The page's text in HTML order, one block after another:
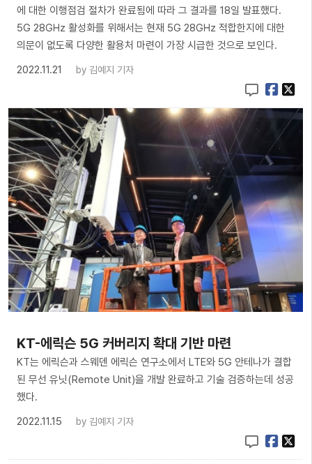
에 대한 이행점검 절차가 완료됨에 따라 그 결과를 18일 발표했다.
5G 28㎓ 활성화를 위해서는 현재 5G 28㎓ 적합한지에 대한
의문이 없도록 다양한 활용처 마련이 가장 시급한 것으로 보인다.
2022.11.21
by 김예지 기자
KT-에릭슨 5G 커버리지 확대 기반 마련
KT는 에릭슨과 스웨덴 에릭슨 연구소에서 LTE와 5G 안테나가 결합
된 무선 유닛(Remote Unit)을 개발 완료하고 기술 검증하는데 성공
했다.
2022.11.15
by 김예지 기자